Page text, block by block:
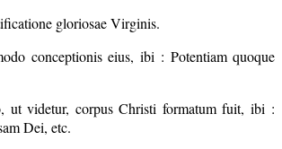
gloriosae Virginis.
conceptionis eius, ibi : Potentiam quoque
ut videtur, corpus Christi formatum fuit, ibi :
Dei, etc.